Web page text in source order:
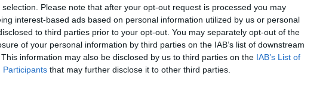
Please note that after your opt-out request is processed you may
interest-based ads based on personal information utilized by us or personal
to third parties prior to your opt-out. You may separately opt-out of the
of your personal information by third parties on the IAB’s list of downstream
information may also be disclosed by us to third parties on the IAB’s List of
Participants that may further disclose it to other third parties.